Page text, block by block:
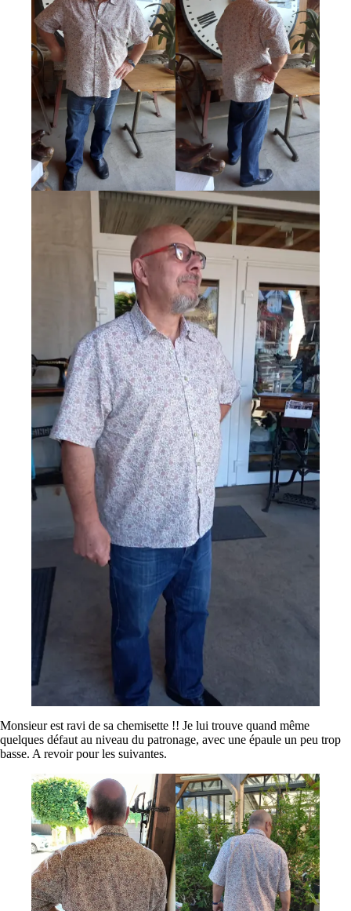
Monsieur est ravi de sa chemisette !! Je lui trouve quand même
quelques défaut au niveau du patronage, avec une épaule un peu trop
basse. A revoir pour les suivantes.